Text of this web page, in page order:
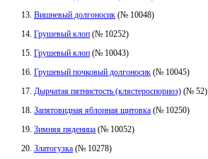
Вишневый долгоносик (№ 10048)
Грушевый клоп (№ 10252)
Грушевый клоп (№ 10043)
Грушевый почковый долгоносик (№ 10045)
Дырчатая пятнистость (клястероспориоз) (№ 52)
Запятовидная яблонная щитовка (№ 10250)
Зимняя пяденица (№ 10052)
Златогузка (№ 10278)